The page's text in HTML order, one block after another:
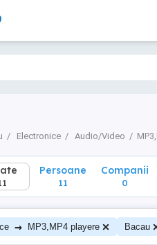
Electronice Audio/Video
Persoane
11
Companii
0
→ MP3,MP4 playere Bacau